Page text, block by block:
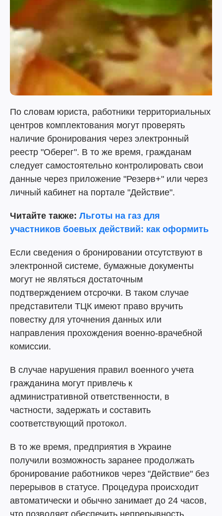
По словам юриста, работники территориальных
центров комплектования могут проверять
наличие бронирования через электронный
реестр "Оберег". В то же время, гражданам
следует самостоятельно контролировать свои
данные через приложение "Резерв+" или через
личный кабинет на портале "Действие".
Читайте также: Льготы на газ для
участников боевых действий: как оформить
Если сведения о бронировании отсутствуют в
электронной системе, бумажные документы
могут не являться достаточным
подтверждением отсрочки. В таком случае
представители ТЦК имеют право вручить
повестку для уточнения данных или
направления прохождения военно-врачебной
комиссии.
В случае нарушения правил военного учета
гражданина могут привлечь к
административной ответственности, в
частности, задержать и составить
соответствующий протокол.
В то же время, предприятия в Украине
получили возможность заранее продолжать
бронирование работников через "Действие" без
перерывов в статусе. Процедура происходит
автоматически и обычно занимает до 24 часов,
что позволяет обеспечить непрерывность